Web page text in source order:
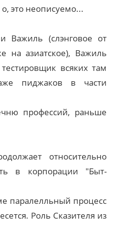
это неописуемо...
Важиль (слэнговое от
на азиатское), Важиль
всяких там
пиджаков в части
профессий, раньше
относительно
в корпорации "Быт-
паралелльный процесс
Роль Сказителя из